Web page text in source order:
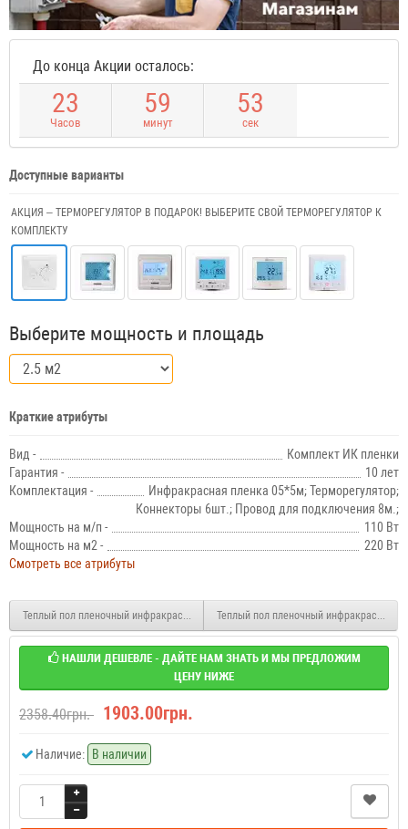
До конца Акции осталось:
23
Часов
59
минут
53
сек
Доступные варианты
АКЦИЯ – ТЕРМОРЕГУЛЯТОР В ПОДАРОК! ВЫБЕРИТЕ СВОЙ ТЕРМОРЕГУЛЯТОР К
КОМПЛЕКТУ
Выберите мощность и площадь
Краткие атрибуты
Вид -
Комплект ИК пленки
Гарантия -
10 лет
Комплектация -
Инфракрасная пленка 05*5м; Терморегулятор;
Коннекторы 6шт.; Провод для подключения 8м.;
Мощность на м/п -
110 Вт
Мощность на м2 -
220 Вт
Смотреть все атрибуты
Теплый пол пленочный инфракрасный Enerpia с терморегулятором Castle 2 м2
Теплый пол пленочный инфракрасный
НАШЛИ ДЕШЕВЛЕ - ДАЙТЕ НАМ ЗНАТЬ И МЫ ПРЕДЛОЖИМ
ЦЕНУ НИЖЕ
2358.40грн. 1903.00грн.
Наличие: В наличии